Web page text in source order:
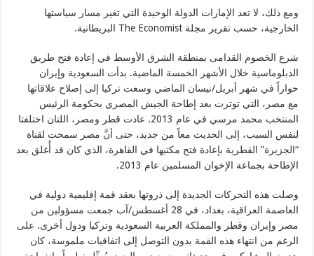
ومع ذلك، لا تعد الإمارات الدولة الوحيدة التي تغير مسار سياستها
الخارجية، حسب تقرير مجلة The Economist البريطانية.
شرع الخصوم القدامى بمنطقة الشرق الأوسط في إعادة فتح طريق
الدبلوماسية خلال الأشهر الخمسة الماضية. بدأت السعودية وإيران
حواراً في شهر أبريل/نيسان الماضي وسعت تركيا إلى إصلاح علاقاتها
مع مصر، التي توترت بعد إطاحة الجيش المصري بحكومة الرئيس
المنتخب محمد مرسي في عام 2013. عادت قطر ومصر، اللتان اختلفتا
لنفس السبب، إلى الحديث معاً من جديد، حتى أنَّ مصر سمحت لقناة
“الجزيرة” القطرية بإعادة فتح مكتبها في القاهرة، الذي كان قد أُغلق بعد
الإطاحة بجماعة الإخوان المسلمين عام 2013.
وصلت هذه التحركات الجديدة إلى ذروتها بعقد قمة إقليمية دولية في
العاصمة العراقية، بغداد، في 28 أغسطس/آب جمعت مسؤولين من
مصر وإيران وقطر والمملكة العربية السعودية وتركيا ودول أخرى. على
الرغم من انتهاء هذه القمة بدون التوصل إلى اتفاقيات ملموسة، كان